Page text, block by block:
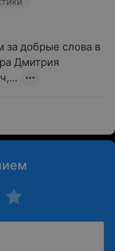
за добрые слова в
Дмитрия